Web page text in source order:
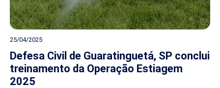
25/04/2025
Defesa Civil de Guaratinguetá, SP conclui
treinamento da Operação Estiagem
2025